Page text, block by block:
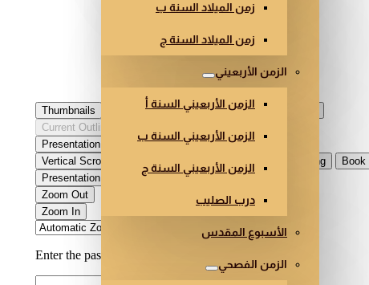
زمن الميلاد السنة ب
زمن الميلاد السنة ج
الزمن الأربعيني
الزمن الأربعيني السنة أ
الزمن الأربعيني السنة ب
الزمن الأربعيني السنة ج
درب الصليب
الأسبوع المقدس
الزمن الفصحي